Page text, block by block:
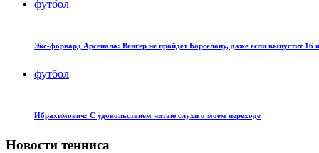
футбол
Экс-форвард Арсенала: Венгер не пройдет Барселону, даже если выпустит 16
футбол
Ибрахимович: С удовольствием читаю слухи о моем переходе
Новости тенниса